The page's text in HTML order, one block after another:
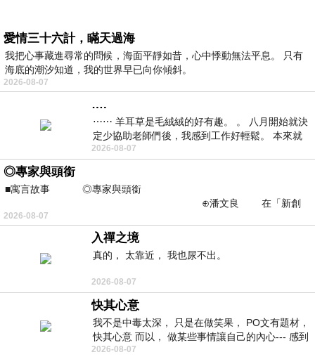
愛情三十六計，瞞天過海
我把心事藏進尋常的問候，海面平靜如昔，心中悸動無法平息。 只有
海底的潮汐知道，我的世界早已向你傾斜。
2026-08-07
….
⋯⋯ 羊耳草是毛絨絨的好有趣。 。 八月開始就決
定少協助老師們後，我感到工作好輕鬆。 本來就
不是我的工作啊。 真
2026-08-07
◎專家與頭銜
■寓言故事 ◎專家與頭銜
⊕潘文良 在「新創
之谷」裡——
2026-08-07
入禪之境
真的， 太靠近， 我也尿不出。
2026-08-07
快其心意
我不是中毒太深， 只是在做笑果， PO文有題材，
快其心意 而以， 做某些事情讓自己的內心--- 感到
愉快。
2026-08-07